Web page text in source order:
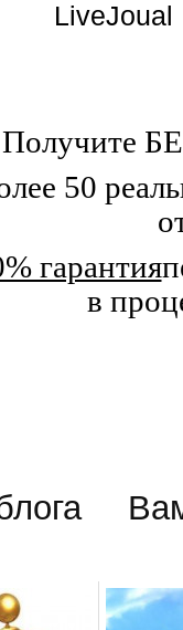
LiveJoual
Получите
50
гарантия
в